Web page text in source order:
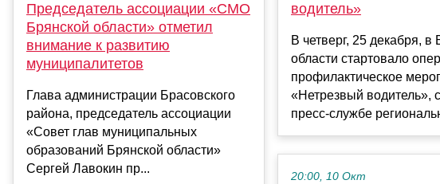
Председатель ассоциации «СМО
Брянской области» отметил
внимание к развитию
муниципалитетов
Глава администрации Брасовского
района, председатель ассоциации
«Совет глав муниципальных
образований Брянской области»
Сергей Лавокин пр...
водитель»
В четверг, 25 декабря, в
области стартовало
профилактическое
«Нетрезвый водитель»,
пресс-службе
20:00, 10 Окт